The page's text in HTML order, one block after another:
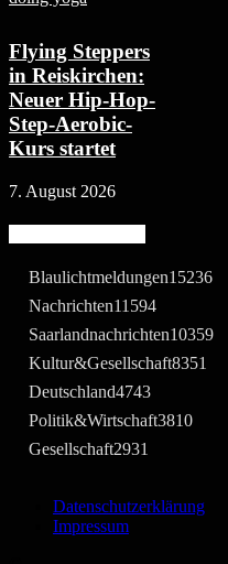
Flying Steppers
in Reiskirchen:
Neuer Hip-Hop-
Step-Aerobic-
Kurs startet
7. August 2026
Blaulichtmeldungen15236
Nachrichten11594
Saarlandnachrichten10359
Kultur&Gesellschaft8351
Deutschland4743
Politik&Wirtschaft3810
Gesellschaft2931
Datenschutzerklärung
Impressum